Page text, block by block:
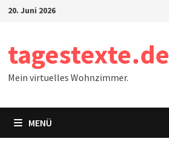
Zum20. Juni 2026
tagestexte.de
Mein virtuelles Wohnzimmer.
MENÜ